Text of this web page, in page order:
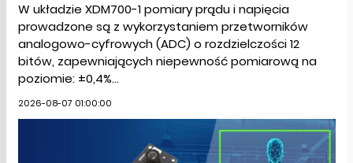
W układzie XDM700-1 pomiary prądu i napięcia
prowadzone są z wykorzystaniem przetworników
analogowo-cyfrowych (ADC) o rozdzielczości 12
bitów, zapewniających niepewność pomiarową na
poziomie: ±0,4%...
2026-08-07 01:00:00